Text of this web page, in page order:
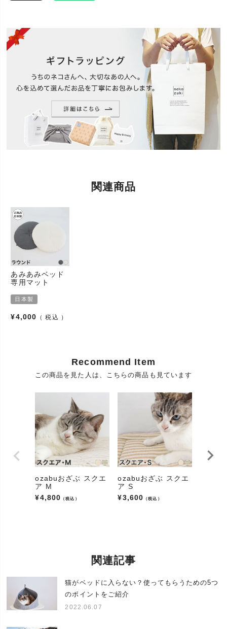
特徴
ド。通気性がよいので快適な寝心地です。ベッド・
マットを使わないとお悩みの方にお試しいただきた
いです。どんなお部屋にもなじむ（インテリアにな
じむ）シンプルかつ、やわらかい色のおしゃれなデ
ザインでプレゼントにもおすすめ。丸洗いできる(洗
える)ので清潔。
洗い方：手洗い、もしくは洗濯機の手洗いモードを
ご使用ください。
洗剤は弱アルカリ性か中性洗剤をお使いになり、塩
素系漂白剤の使用はお避けください。色落ちの恐れ
がありますので他の物と分けて洗ってください。ド
ください。乾燥機の使用はお避けください。風通し
の良い日陰で干してください。吊るし干し可能で
合がございます。予めご了承願います。
使用方法
使用場所
保存・保管
方法
日光が直接あたるところ、温度の高いところや湿気
の多いところでのご使用は変質・変形・変色のもと
素材
パッケージ
袋
宅配便
お届け先の地域により異なります
カテゴリ
猫用 ベッド、マット
猫用品(ネコ用品、ねこ用品)、猫グッズ(ネコグッ
ズ、ねこグッズ、猫goods、キャットグッズ、愛猫グ
ッズ)、猫雑貨(ネコ雑貨、ねこ雑貨、猫雑貨屋)、猫
アイテム(ネコアイテム、ねこアイテム)、猫用具(ネ
コ用具、ねこ用具)、ペット用品(ペットグッズ、ペッ
トグッズショップ、ペットアイテム、ペット雑貨)、
商品(アイテム、小物、インテリア)
通販(ネットショップ/ショップ)、カタログ、専門店
対象の動物
ォールド、スコティッシュフォールドロング)、アメ
毛種などすべての猫種
体の大きさ
小型、中型、大型
猫の年齢
子猫、成猫、高齢猫(老猫/シニア猫/年寄り猫)
当店のあみあみベットはプレゼントにもオススメで
関連商品
あみあみベッド
専用マット
日本製
¥4,000 税込
Recommend Item
この商品を見た人は、こちらの商品も見ています
ozabuおざぶ スクエ
ア M
¥4,800 （税込）
ozabuおざぶ スクエ
ア S
¥3,600 （税込）
関連記事
猫がベッドに入らない？使ってもらうための5つ
のポイントをご紹介
2022.06.07